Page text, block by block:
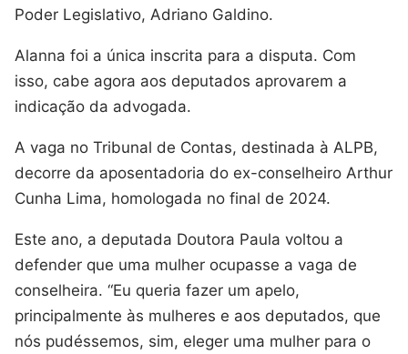
Poder Legislativo, Adriano Galdino.
Alanna foi a única inscrita para a disputa. Com
isso, cabe agora aos deputados aprovarem a
indicação da advogada.
A vaga no Tribunal de Contas, destinada à ALPB,
decorre da aposentadoria do ex-conselheiro Arthur
Cunha Lima, homologada no final de 2024.
Este ano, a deputada Doutora Paula voltou a
defender que uma mulher ocupasse a vaga de
conselheira. “Eu queria fazer um apelo,
principalmente às mulheres e aos deputados, que
nós pudéssemos, sim, eleger uma mulher para o